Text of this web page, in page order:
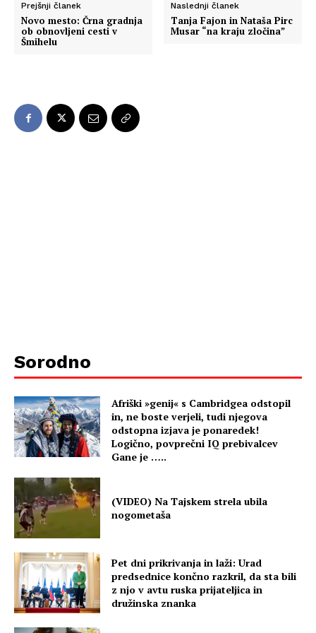
Prejšnji članek
Novo mesto: Črna gradnja
ob obnovljeni cesti v
Šmihelu
Naslednji članek
Tanja Fajon in Nataša Pirc
Musar “na kraju zločina”
Sorodno
Afriški »genij« s Cambridgea odstopil
in, ne boste verjeli, tudi njegova
odstopna izjava je ponaredek!
Logično, povprečni IQ prebivalcev
Gane je …..
(VIDEO) Na Tajskem strela ubila
nogometaša
Pet dni prikrivanja in laži: Urad
predsednice končno razkril, da sta bili
z njo v avtu ruska prijateljica in
družinska znanka